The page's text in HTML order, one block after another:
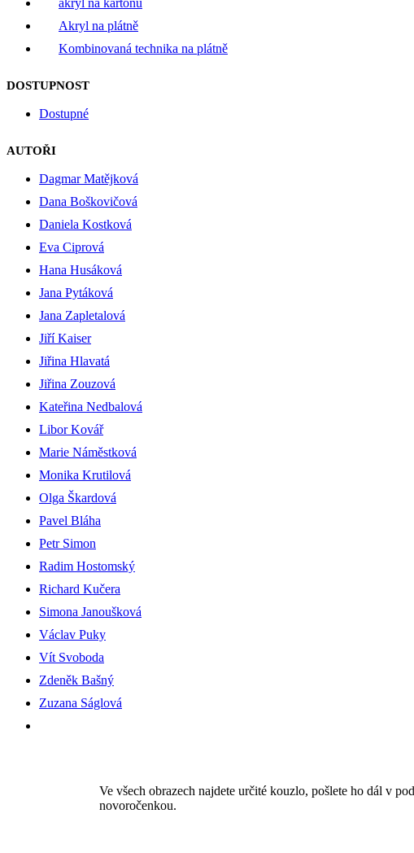
Akryl na plátně
Kombinovaná technika na plátně
DOSTUPNOST
Dostupné
AUTOŘI
Dagmar Matějková
Dana Boškovičová
Daniela Kostková
Eva Ciprová
Hana Husáková
Jana Pytáková
Jana Zapletalová
Jiří Kaiser
Jiřina Hlavatá
Jiřina Zouzová
Kateřina Nedbalová
Libor Kovář
Marie Náměstková
Monika Krutilová
Olga Škardová
Pavel Bláha
Petr Simon
Radim Hostomský
Richard Kučera
Simona Janoušková
Václav Puky
Vít Svoboda
Zdeněk Bašný
Zuzana Ságlová
Ve všech obrazech najdete určité kouzlo, pošlete ho dál v
novoročenkou.